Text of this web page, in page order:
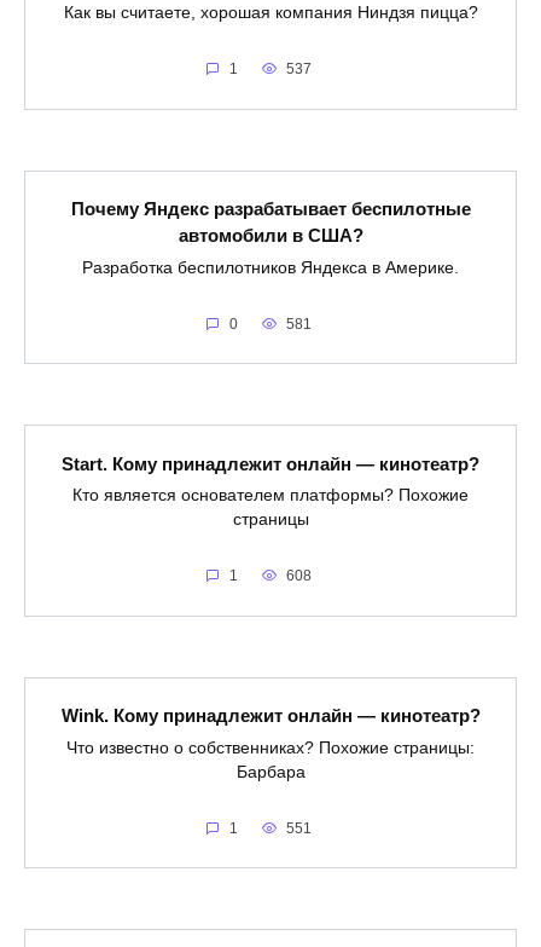
Как вы считаете, хорошая компания Ниндзя пицца?
1 537
Почему Яндекс разрабатывает беспилотные
автомобили в США?
Разработка беспилотников Яндекса в Америке.
0 581
Start. Кому принадлежит онлайн — кинотеатр?
Кто является основателем платформы? Похожие
страницы
1 608
Wink. Кому принадлежит онлайн — кинотеатр?
Что известно о собственниках? Похожие страницы:
Барбара
1 551